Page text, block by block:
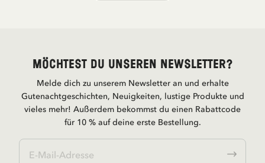
Möchtest du unseren Newsletter?
Melde dich zu unserem Newsletter an und erhalte
Gutenachtgeschichten, Neuigkeiten, lustige Produkte und
vieles mehr! Außerdem bekommst du einen Rabattcode
für 10 % auf deine erste Bestellung.